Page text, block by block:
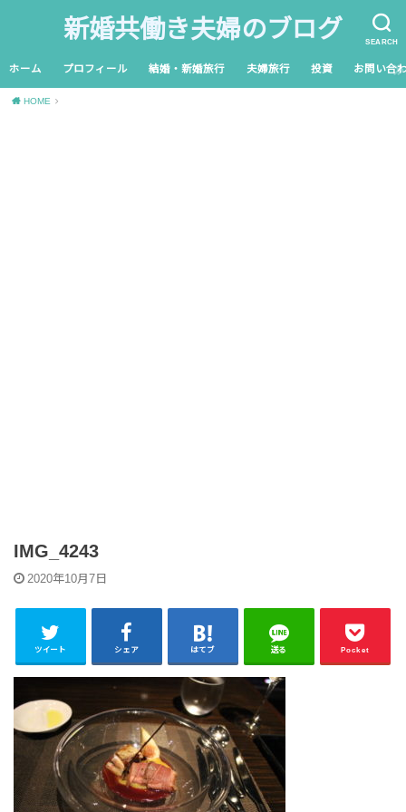
SEARCH
新婚共働き夫婦のブログ
ホーム プロフィール 結婚・新婚旅行 夫婦旅行 投資 お問い合
HOME
IMG_4243
2020年10月7日
ツイート シェア はてブ 送る Pocket